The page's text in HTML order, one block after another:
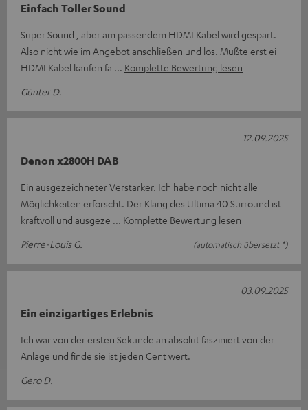
Einfach Toller Sound
Super Sound , aber am passendem HDMI Kabel wird gespart.
Also nicht wie im Angebot anschließen und los. Mußte erst ei
HDMI Kabel kaufen fa
Komplette Bewertung lesen
Günter D.
Denon x2800H DAB
Ein ausgezeichneter Verstärker. Ich habe noch nicht alle
Möglichkeiten erforscht. Der Klang des Ultima 40 Surround ist
kraftvoll und ausgeze
Komplette Bewertung lesen
Pierre-Louis G.
(automatisch übersetzt *)
12.09.2025
Ein einzigartiges Erlebnis
Ich war von der ersten Sekunde an absolut fasziniert von der
Anlage und finde sie ist jeden Cent wert.
Gero D.
03.09.2025